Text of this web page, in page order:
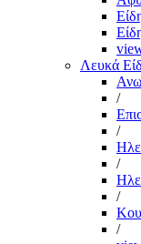
Λευκά
/
/
/
/
/